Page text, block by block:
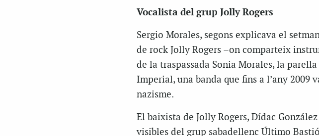
Vocalista del grup Jolly Rogers
Sergio Morales, segons explicava el
de rock Jolly Rogers –on comparteix
de la traspassada Sonia Morales, la
Imperial, una banda que fins a l’any
nazisme.
El baixista de Jolly Rogers, Dídac
visibles del grup sabadellenc Último